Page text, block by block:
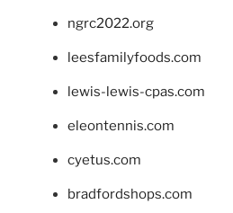
ngrc2022.org
leesfamilyfoods.com
lewis-lewis-cpas.com
eleontennis.com
cyetus.com
bradfordshops.com